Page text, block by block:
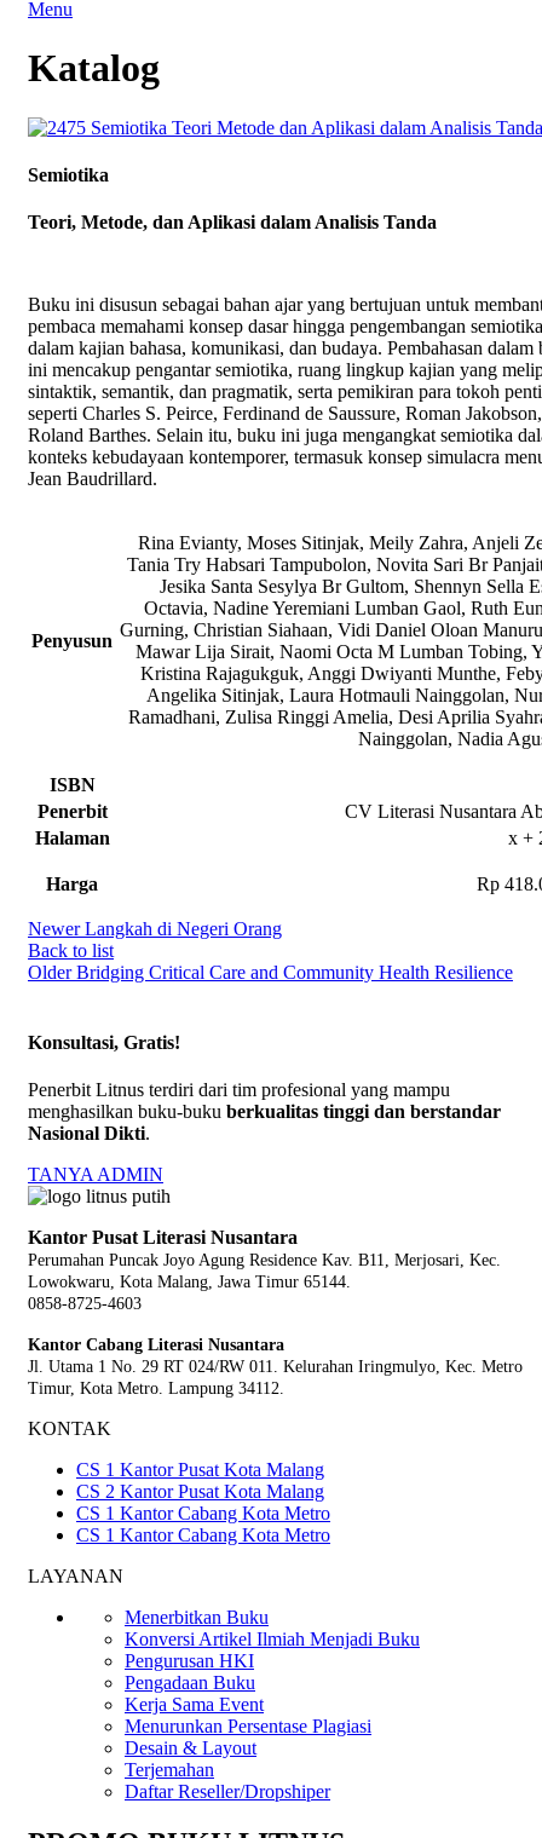
Menu
Katalog
Semiotika
Teori, Metode, dan Aplikasi dalam Analisis Tanda
Buku ini disusun sebagai bahan ajar yang bertujuan untuk
pembaca memahami konsep dasar hingga pengembangan semiotika
dalam kajian bahasa, komunikasi, dan budaya. Pembahasan dalam
ini mencakup pengantar semiotika, ruang lingkup kajian yang
sintaktik, semantik, dan pragmatik, serta pemikiran para tokoh
seperti Charles S. Peirce, Ferdinand de Saussure, Roman
Roland Barthes. Selain itu, buku ini juga mengangkat semiotika
konteks kebudayaan kontemporer, termasuk konsep simulacra
Jean Baudrillard.
Penyusun
Rina Evianty, Moses Sitinjak, Meily Zahra, Anjeli
Tania Try Habsari Tampubolon, Novita Sari Br
Jesika Santa Sesylya Br Gultom, Shennyn Sella
Octavia, Nadine Yeremiani Lumban Gaol, Ruth
Gurning, Christian Siahaan, Vidi Daniel Oloan
Mawar Lija Sirait, Naomi Octa M Lumban Tobing,
Kristina Rajagukguk, Anggi Dwiyanti Munthe,
Angelika Sitinjak, Laura Hotmauli Nainggolan,
Ramadhani, Zulisa Ringgi Amelia, Desi Aprilia
Nainggolan, Nadia
ISBN
Penerbit
CV Literasi Nusantara
Halaman
x +
Harga Rp
Newer Langkah di Negeri Orang
Back to list
Older Bridging Critical Care and Community Health Resilience
Konsultasi, Gratis!
Penerbit Litnus terdiri dari tim profesional yang mampu
menghasilkan buku-buku berkualitas tinggi dan berstandar
Nasional Dikti.
TANYA ADMIN
Kantor Pusat Literasi Nusantara
Perumahan Puncak Joyo Agung Residence Kav. B11, Merjosari, Kec.
Lowokwaru, Kota Malang, Jawa Timur 65144.
0858-8725-4603
Kantor Cabang Literasi Nusantara
Jl. Utama 1 No. 29 RT 024/RW 011. Kelurahan Iringmulyo, Kec. Metro
Timur, Kota Metro. Lampung 34112.
KONTAK
CS 1 Kantor Pusat Kota Malang
CS 2 Kantor Pusat Kota Malang
CS 1 Kantor Cabang Kota Metro
CS 1 Kantor Cabang Kota Metro
LAYANAN
Menerbitkan Buku
Konversi Artikel Ilmiah Menjadi Buku
Pengurusan HKI
Pengadaan Buku
Kerja Sama Event
Menurunkan Persentase Plagiasi
Desain & Layout
Terjemahan
Daftar Reseller/Dropshiper